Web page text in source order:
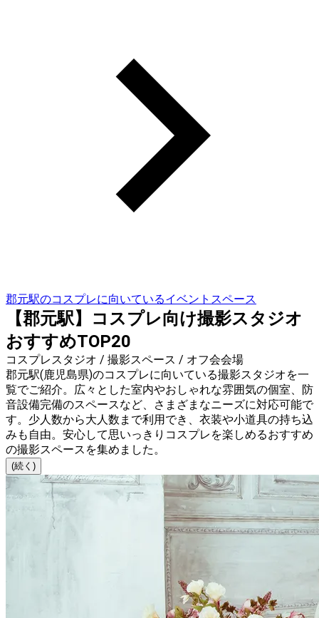
郡元駅のコスプレに向いているイベントスペース
【郡元駅】コスプレ向け撮影スタジオ
おすすめTOP20
コスプレスタジオ / 撮影スペース / オフ会会場
郡元駅(鹿児島県)のコスプレに向いている撮影スタジオを一
覧でご紹介。広々とした室内やおしゃれな雰囲気の個室、防
音設備完備のスペースなど、さまざまなニーズに対応可能で
す。少人数から大人数まで利用でき、衣装や小道具の持ち込
みも自由。安心して思いっきりコスプレを楽しめるおすすめ
の撮影スペースを集めました。
(続く)